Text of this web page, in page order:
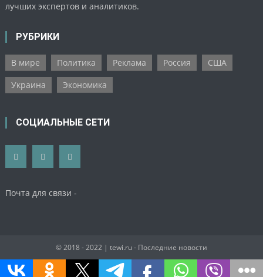
лучших экспертов и аналитиков.
РУБРИКИ
В мире Политика Реклама Россия
США
Украина
Экономика
СОЦИАЛЬНЫЕ СЕТИ
Почта для связи -
© 2018 - 2022 | tewi.ru - Последние новости